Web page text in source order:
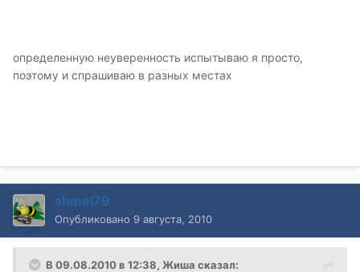
определенную неуверенность испытываю я просто,
поэтому и спрашиваю в разных местах
shmel79
Опубликовано 9 августа, 2010
В 09.08.2010 в 12:38, Жиша сказал: